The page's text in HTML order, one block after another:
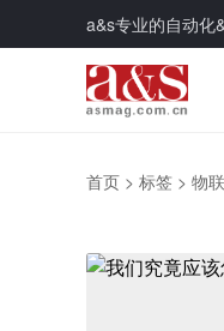
a&s专业的自动化
首页 > 标签 > 物